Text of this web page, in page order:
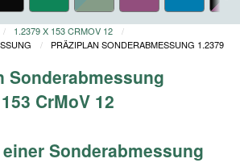
1.2379 X 153 CRMOV 12
PRÄZIPLAN SONDERABMESSUNG 1.2379
Sonderabmessung
CrMoV 12
Sonderabmessung